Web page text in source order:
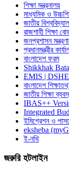
শিক্ষা মন্ত্রনালয়
মাধ্যমিক ও
জাতীয়
রাজশাহী শিক্ষা
জনপ্রশাসন
প্রধানমন্ত্রীর
বাংলাদেশ ফরম
Shikkhak
EMIS | DSHE
বাংলাদেশ
জাতীয় শিক্ষা
IBAS++
Integrated
ইমিগ্রেশন ও
eksheba
ই-নথি
জরুরি হটলাইন